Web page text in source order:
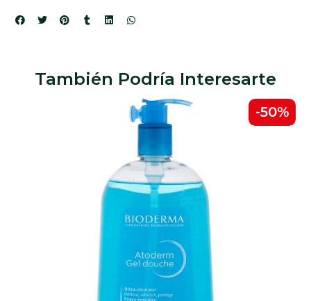
También Podría Interesarte
-50%